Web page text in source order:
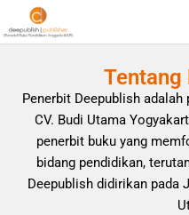
Tentang
Penerbit Deepublish
CV. Budi Utama
penerbit buku yang
bidang pendidikan,
Deepublish didirikan pada